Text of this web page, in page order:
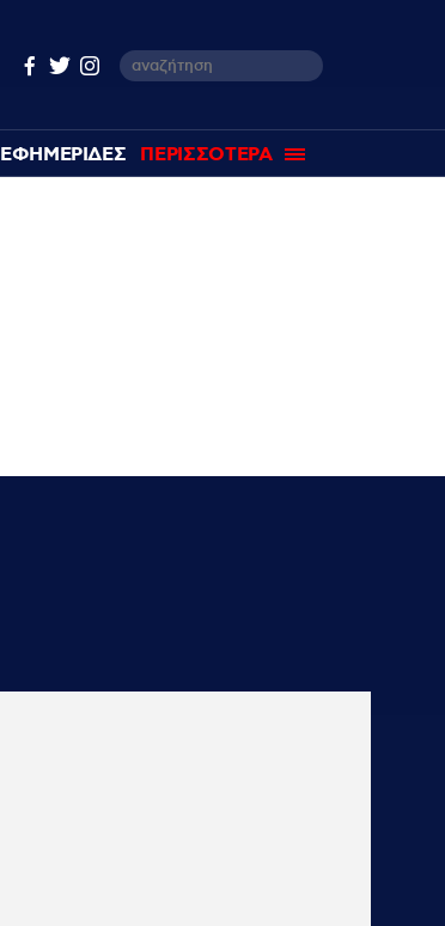
ΕΦΗΜΕΡΙΔΕΣ ΠΕΡΙΣΣΟΤΕΡΑ